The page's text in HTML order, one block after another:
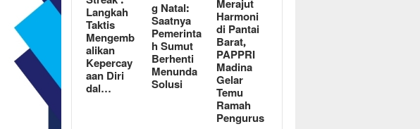
Langkah
Taktis
Mengemb
alikan
Kepercay
aan Diri
dal…
g Natal:
Saatnya
Pemerinta
h Sumut
Berhenti
Menunda
Solusi
Merajut
Harmoni
di Pantai
Barat,
PAPPRI
Madina
Gelar
Temu
Ramah
Pengurus